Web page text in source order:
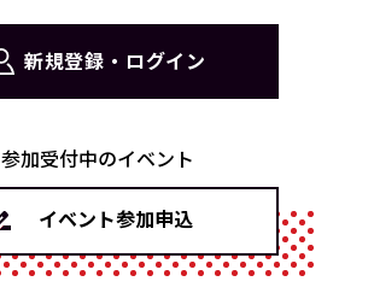
新規登録・ログイン
参加受付中のイベント
イベント参加申込